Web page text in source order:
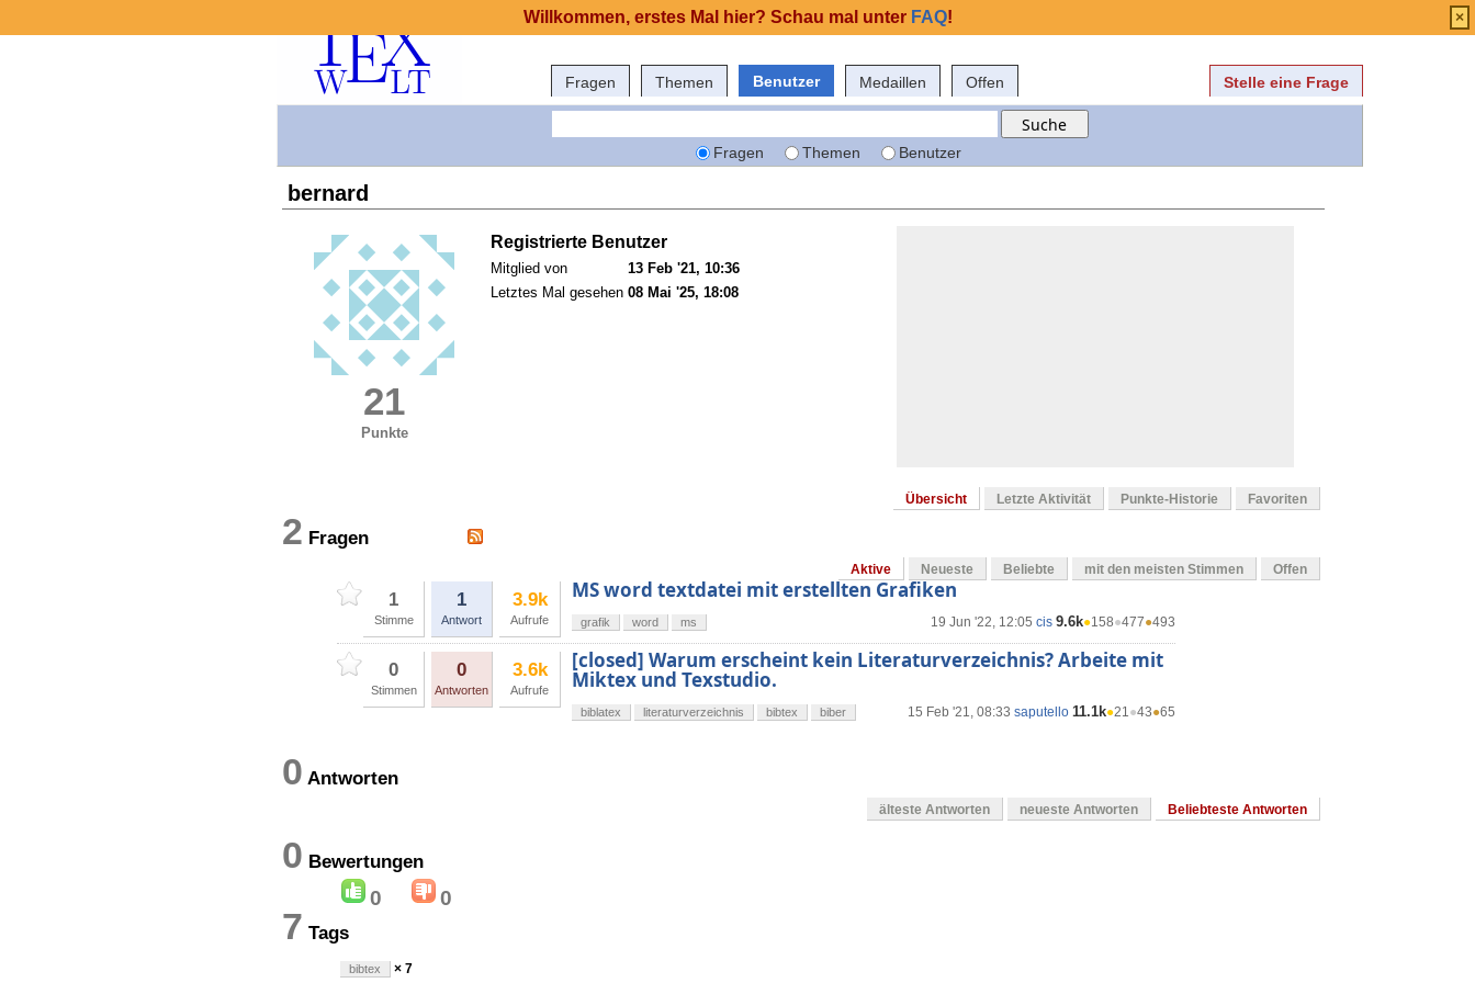
Fragen Themen Benutzer Medaillen Offen Stelle eine Frage
Fragen Themen Benutzer
bernard
21
Punkte
Registrierte Benutzer
Mitglied von
13 Feb '21, 10:36
Letztes Mal gesehen 08 Mai '25, 18:08
Übersicht Letzte Aktivität Punkte-Historie Favoriten
2 Fragen
Aktive Neueste Beliebte mit den meisten Stimmen Offen
1
Stimme
1
Antwort
3.9k
Aufrufe
MS word textdatei mit erstellten Grafiken
19 Jun '22, 12:05 cis 9.6k●158●477●493
grafik word ms
0
Stimmen
0
Antworten
3.6k
Aufrufe
[closed] Warum erscheint kein Literaturverzeichnis? Arbeite mit
Miktex und Texstudio.
15 Feb '21, 08:33 saputello 11.1k●21●43●65
biblatex literaturverzeichnis bibtex biber
0 Antworten
älteste Antworten neueste Antworten Beliebteste Antworten
0 Bewertungen
0 0
7 Tags
bibtex × 7
Willkommen, erstes Mal hier? Schau mal unter FAQ! ×